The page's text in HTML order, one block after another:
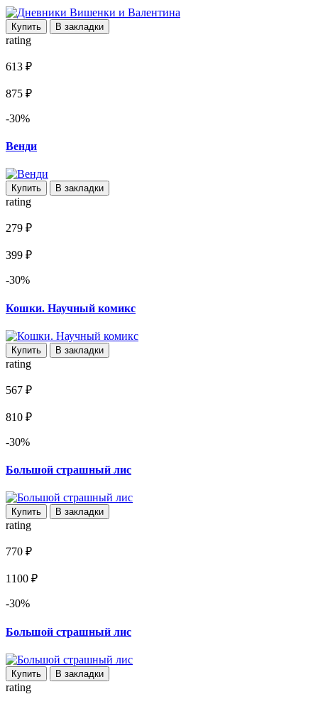
Купить В закладки
rating
613 ₽
875 ₽
-30%
Венди
Купить В закладки
rating
279 ₽
399 ₽
-30%
Кошки. Научный комикс
Купить В закладки
rating
567 ₽
810 ₽
-30%
Большой страшный лис
Купить В закладки
rating
770 ₽
1100 ₽
-30%
Большой страшный лис
Купить В закладки
rating